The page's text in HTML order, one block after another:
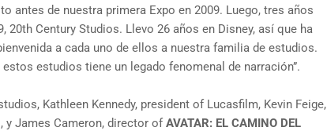
antes de nuestra primera Expo en 2009. Luego, tres años
20th Century Studios. Llevo 26 años en Disney, así que ha
a cada uno de ellos a nuestra familia de estudios.
estudios tiene un legado fenomenal de narración”.
Kathleen Kennedy, president of Lucasfilm, Kevin Feige,
y James Cameron, director ofAVATAR: EL CAMINO DEL